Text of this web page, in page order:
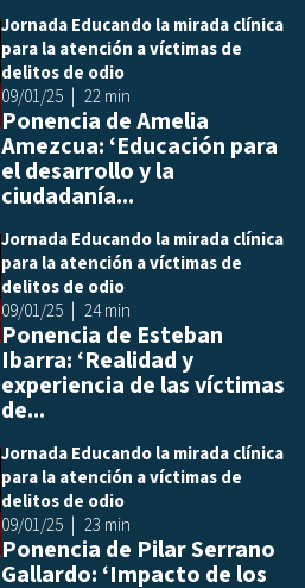
Jornada Educando la mirada clínica
para la atención a víctimas de
delitos de odio
09/01/25
22 min
Ponencia de Amelia
Amezcua: ‘Educación para
el desarrollo y la
ciudadanía...
Jornada Educando la mirada clínica
para la atención a víctimas de
delitos de odio
09/01/25
24 min
Ponencia de Esteban
Ibarra: ‘Realidad y
experiencia de las víctimas
de...
Jornada Educando la mirada clínica
para la atención a víctimas de
delitos de odio
09/01/25
23 min
Ponencia de Pilar Serrano
Gallardo: ‘Impacto de los